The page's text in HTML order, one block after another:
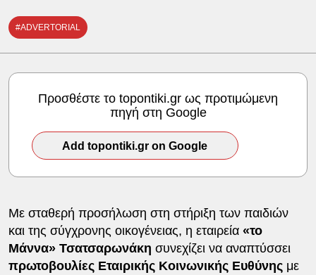
#ADVERTORIAL
Προσθέστε το topontiki.gr ως προτιμώμενη
πηγή στη Google
Add topontiki.gr on Google
Με σταθερή προσήλωση στη στήριξη των παιδιών
και της σύγχρονης οικογένειας, η εταιρεία «το
Μάννα» Τσατσαρωνάκη συνεχίζει να αναπτύσσει
πρωτοβουλίες Εταιρικής Κοινωνικής Ευθύνηςμε